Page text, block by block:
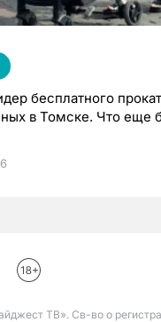
бесплатного
в Томске. Что еще
ТВ». Св-во о